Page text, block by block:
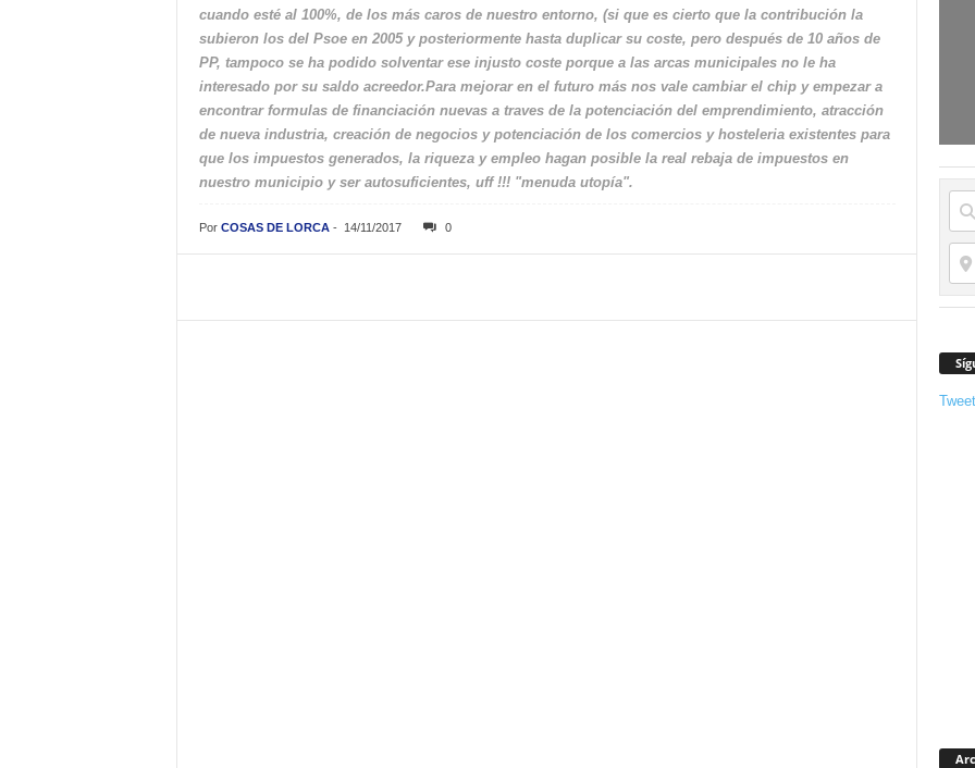
cuando esté al 100%, de los más caros de nuestro entorno, (si que es cierto que la contribución la
subieron los del Psoe en 2005 y posteriormente hasta duplicar su coste, pero después de 10 años de
PP, tampoco se ha podido solventar ese injusto coste porque a las arcas municipales no le ha
interesado por su saldo acreedor.Para mejorar en el futuro más nos vale cambiar el chip y empezar a
encontrar formulas de financiación nuevas a traves de la potenciación del emprendimiento, atracción
de nueva industria, creación de negocios y potenciación de los comercios y hosteleria existentes para
que los impuestos generados, la riqueza y empleo hagan posible la real rebaja de impuestos en
nuestro municipio y ser autosuficientes, uff !!! "menuda utopía".
Por COSAS DE LORCA- 14/11/2017 0